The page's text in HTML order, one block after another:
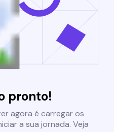
pronto!
agora é carregar os
a sua jornada. Veja